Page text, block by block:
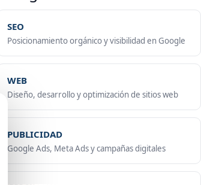
SEO
Posicionamiento orgánico y visibilidad en Google
WEB
Diseño, desarrollo y optimización de sitios web
PUBLICIDAD
Google Ads, Meta Ads y campañas digitales